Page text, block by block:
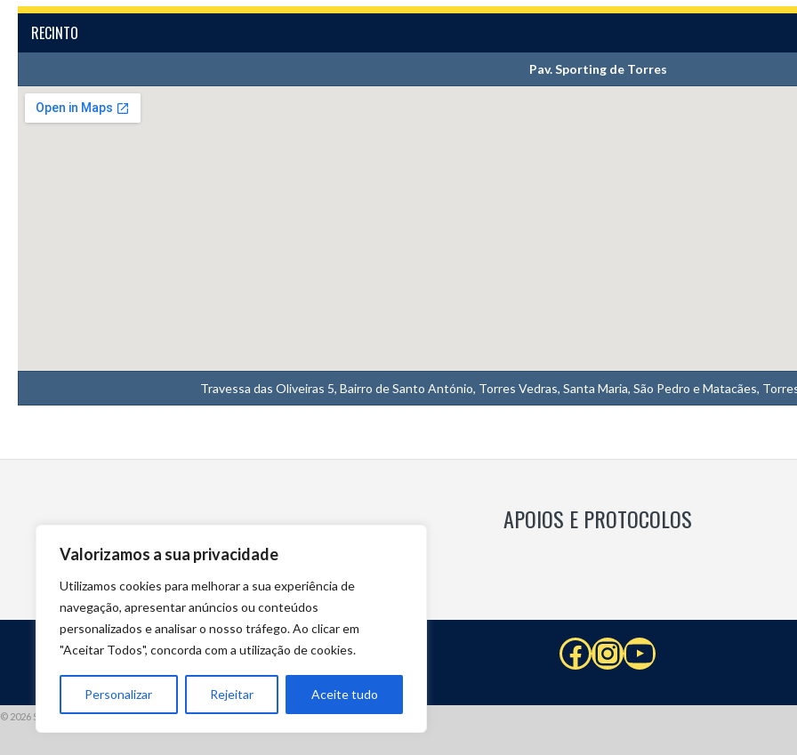
Valorizamos a sua privacidade
Utilizamos cookies para melhorar a sua experiência de
navegação, apresentar anúncios ou conteúdos
personalizados e analisar o nosso tráfego. Ao clicar em
"Aceitar Todos", concorda com a utilização de cookies.
Personalizar Rejeitar Aceite tudo
RECINTO
Pav. Sporting de Torres
Travessa das Oliveiras 5, Bairro de Santo António, Torres Vedras, Santa Maria, São Pedro e Matacães,
APOIOS E PROTOCOLOS
Facebook
Instagram
YouTube
© 2026 STUART HCM | TODOS OS DIREITOS RESERVADOS